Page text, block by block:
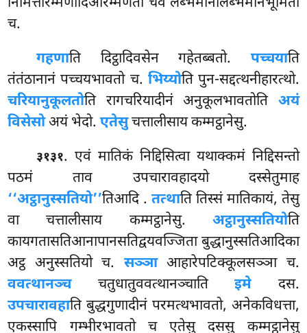
च.
गहणाति दिट्ठादिवसेन गहेतब्बतो. पच्चयाति
तंतंठानानं पच्चयभावतो च. भिय्योति पुन-सद्दत्थनीहारत्थो.
चरियानुकूलतोति रागचरियादीनं अनुकूलभावतोति अयं
विसेसोअयं भेदो.एतेसुचत्तालीसाय कम्मट्ठानेसु.
३१३१. एवं मातिकं निद्दिसित्वा यथाक्कमं निद्दिसन्तो
पठमं ताव उपचारावहादयो दस्सेतुमाह
‘‘अट्ठानुस्सतियो’’तिआदि .तत्थाति तिस्सं मातिकायं, तेसु
वा चत्तालीसाय कम्मट्ठानेसु. अट्ठानुस्सतियोति
कायगतासतिआनापानसतिद्वयवज्जिता बुद्धानुस्सतिआदिका
अट्ठ अनुस्सतियो च. सञ्ञाआहारेपटिक्कूलसञ्ञा च.
ववत्थानञ्चचतुधातुववत्थानञ्चातिइमे दस.
उपचारावहाति बुद्धगुणादीनं परमत्थभावतो, अनेकविधत्ता,
एकस्सापि गम्भीरभावतो च एतेसु दससु कम्मट्ठानेसु